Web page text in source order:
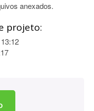
anexados.
projeto: